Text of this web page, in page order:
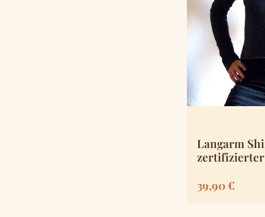
Langarm
Regulärer
39,90 €